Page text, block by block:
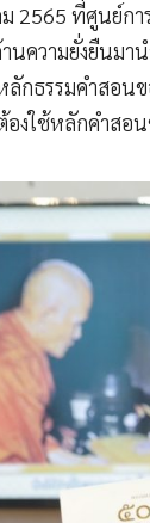
2565 ที่ศูนย์ก
นความยั่งยืนมา
ลักธรรมคำสอน
งใช้หลักคำสอ